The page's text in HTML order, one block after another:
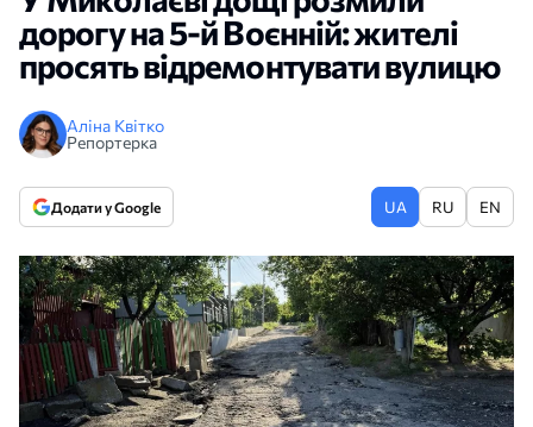
дорогу на 5-й Воєнній: жителі
просять відремонтувати вулицю
Аліна Квітко
Репортерка
Додати у Google UA RU EN